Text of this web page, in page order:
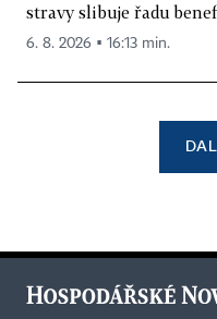
stravy slibuje řadu
6. 8. 2026 ▪ 16:13 min.